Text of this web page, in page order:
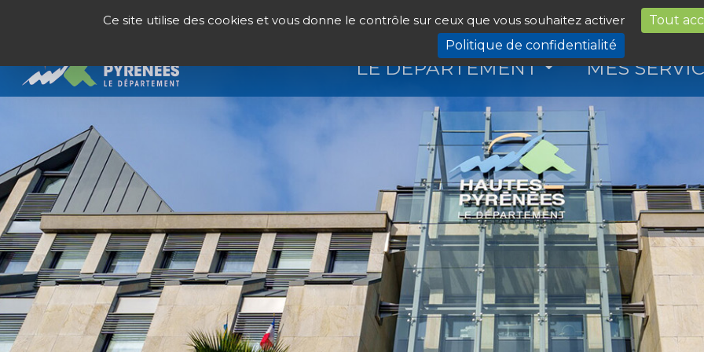
Ce site utilise des cookies et vous donne le contrôle sur ceux que vous souhaitez activer Tout
Politique de confidentialité
LE DÉPARTEMENT MES